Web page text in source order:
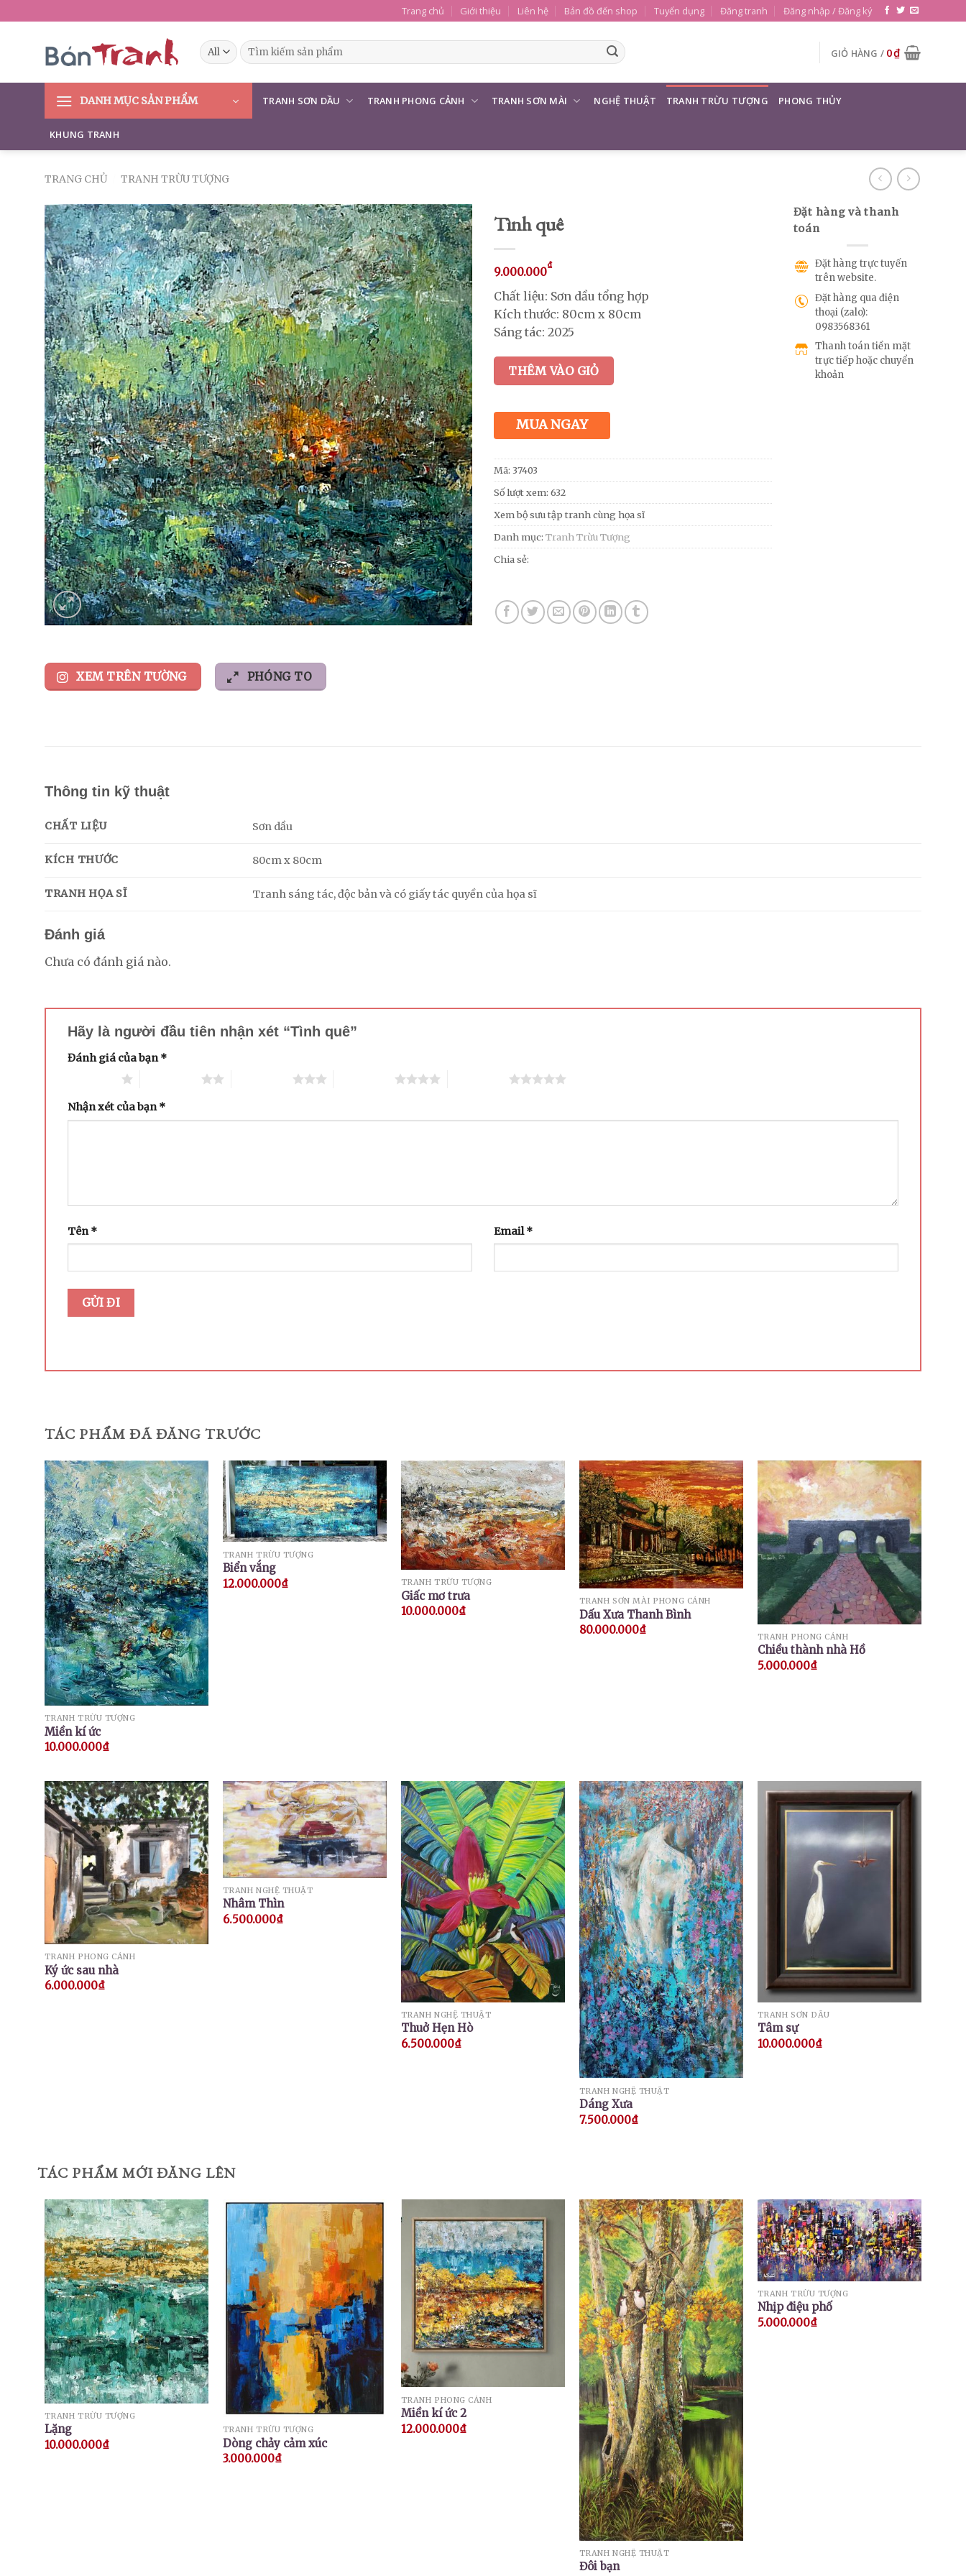
to
Trang chủ Giới thiệu Liên hệ Bản đồ đến shop Tuyển dụng Đăng tranh Đăng nhập / Đăng ký
Tìm
kiếm:
GIỎ HÀNG / 0₫
DANH MỤC SẢN PHẨM TRANH SƠN DẦU TRANH PHONG CẢNH TRANH SƠN MÀI NGHỆ THUẬT TRANH TRỪU TƯỢNG PHONG THỦY
KHUNG TRANH
TRANG CHỦ TRANH TRỪU TƯỢNG
XEM TRÊN TƯỜNG PHÓNG TO
Tình quê
9.000.000₫
Chất liệu: Sơn dầu tổng hợp
Kích thước: 80cm x 80cm
Sáng tác: 2025
THÊM VÀO GIỎ
MUA NGAY
Mã: 37403
Số lượt xem: 632
Xem bộ sưu tập tranh cùng họa sĩ
Danh mục: Tranh Trừu Tượng
Chia sẻ:
Đặt hàng và thanh
toán
Đặt hàng trực tuyến
trên website.
Đặt hàng qua điện
thoại (zalo):
0983568361
Thanh toán tiền mặt
trực tiếp hoặc chuyển
khoản
Thông tin kỹ thuật
CHẤT LIỆU Sơn dầu
KÍCH THƯỚC 80cm x 80cm
TRANH HỌA SĨ Tranh sáng tác, độc bản và có giấy tác quyền của họa sĩ
Đánh giá
Chưa có đánh giá nào.
Hãy là người đầu tiên nhận xét “Tình quê”
Đánh giá của bạn *
Nhận xét của bạn*
Tên * Email*
TÁC PHẨM ĐÃ ĐĂNG TRƯỚC
TRANH TRỪU TƯỢNG
Miền kí ức
10.000.000₫
TRANH TRỪU TƯỢNG
Biển vắng
12.000.000₫ TRANH TRỪU TƯỢNG
Giấc mơ trưa
10.000.000₫
TRANH SƠN MÀI PHONG CẢNH
Dấu Xưa Thanh Bình
80.000.000₫ TRANH PHONG CẢNH
Chiều thành nhà Hồ
5.000.000₫
TRANH PHONG CẢNH
Ký ức sau nhà
6.000.000₫
TRANH NGHỆ THUẬT
Nhâm Thìn
6.500.000₫
TRANH NGHỆ THUẬT
Thuở Hẹn Hò
6.500.000₫
TRANH NGHỆ THUẬT
Dáng Xưa
7.500.000₫
TRANH SƠN DẦU
Tâm sự
10.000.000₫
TÁC PHẨM MỚI ĐĂNG LÊN
TRANH TRỪU TƯỢNG
Lặng
10.000.000₫
TRANH TRỪU TƯỢNG
Dòng chảy cảm xúc
3.000.000₫
TRANH PHONG CẢNH
Miền kí ức 2
12.000.000₫
TRANH NGHỆ THUẬT
Đôi bạn
TRANH TRỪU TƯỢNG
Nhịp điệu phố
5.000.000₫